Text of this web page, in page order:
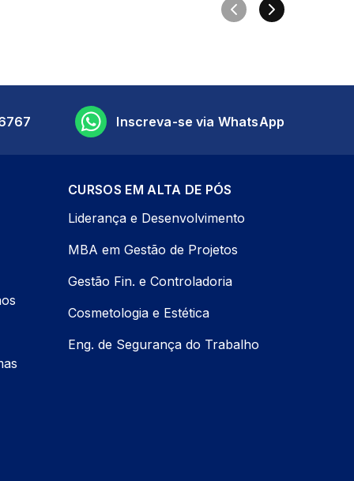
Inscreva-se via WhatsApp
CURSOS EM ALTA DE PÓS
Liderança e Desenvolvimento
MBA em Gestão de Projetos
Gestão Fin. e Controladoria
Cosmetologia e Estética
Eng. de Segurança do Trabalho